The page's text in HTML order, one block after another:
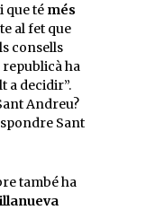
que té més
al fet que
consells
ha
a decidir”.
Andreu?
Sant
també ha